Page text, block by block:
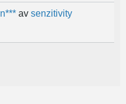
av senzitivity